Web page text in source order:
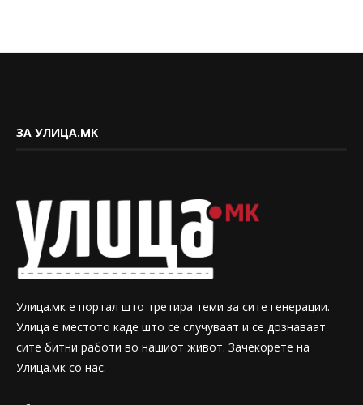
ЗА УЛИЦА.МК
Улица.мк е портал што третира теми за сите генерации.
Улица е местото каде што се случуваат и се дознаваат
сите битни работи во нашиот живот. Зачекорете на
Улица.мк со нас.